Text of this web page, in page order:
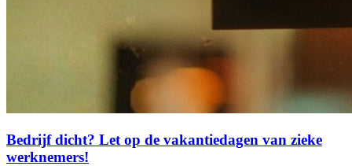
Bedrijf dicht? Let op de vakantiedagen van zieke
werknemers!